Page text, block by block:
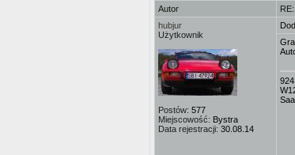
Autor
hubjur
Użytkownik
Postów: 577
Miejscowość: Bystra
Data rejestracji: 30.08.14